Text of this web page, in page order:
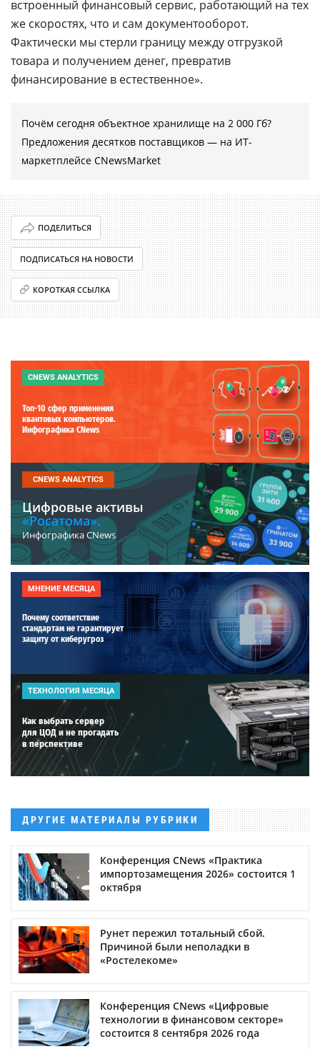
встроенный финансовый сервис, работающий на тех
же скоростях, что и сам документооборот.
Фактически мы стерли границу между отгрузкой
товара и получением денег, превратив
финансирование в естественное».
Почём сегодня объектное хранилище на 2 000 Гб?
Предложения десятков поставщиков ― на ИТ-
маркетплейсе CNewsMarket
ПОДЕЛИТЬСЯ
ПОДПИСАТЬСЯ НА НОВОСТИ
КОРОТКАЯ ССЫЛКА
CNEWS ANALYTICS
Топ-10 сфер применения
квантовых компьютеров.
Инфографика CNews
CNEWS ANALYTICS
Цифровые активы
«Росатома».
Инфографика CNews
МНЕНИЕ МЕСЯЦА
Почему соответствие
стандартам не гарантирует
защиту от киберугроз
ТЕХНОЛОГИЯ МЕСЯЦА
Как выбрать сервер
для ЦОД и не прогадать
в перспективе
ДРУГИЕ МАТЕРИАЛЫ РУБРИКИ
Конференция CNews «Практика
импортозамещения 2026» состоится 1
октября
Рунет пережил тотальный сбой.
Причиной были неполадки в
«Ростелекоме»
Конференция CNews «Цифровые
технологии в финансовом секторе»
состоится 8 сентября 2026 года